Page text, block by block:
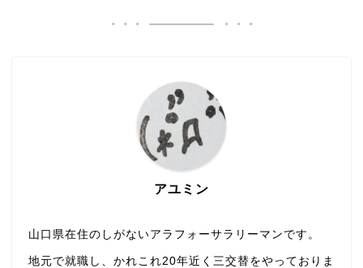
アユミン
山口県在住のしがないアラフォーサラリーマンです。
地元で就職し、かれこれ20年近く三交替をやっておりま